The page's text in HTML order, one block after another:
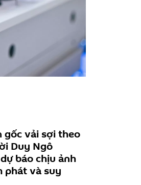
gốc vải sợi theo
Duy Ngô
báo chịu ảnh
phát và suy